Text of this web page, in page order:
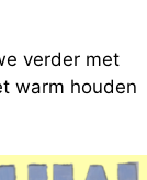
verder met
warm houden